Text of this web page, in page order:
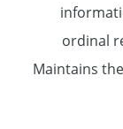
ordinal
Maintains